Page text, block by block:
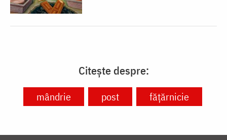
Citește despre:
mândrie post fățărnicie